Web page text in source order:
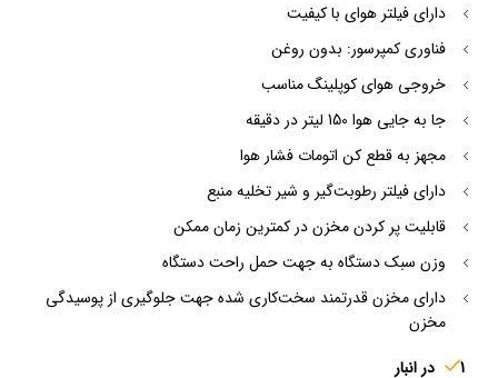
دارای فیلتر هوای با کیفیت
فناوری کمپرسور: بدون روغن
خروجی هوای کوپلینگ مناسب
جا به جایی هوا 150 لیتر در دقیقه
مجهز به قطع کن اتومات فشار هوا
دارای فیلتر رطوبت‌گیر و شیر تخلیه منبع
قابلیت پر کردن مخزن در کمترین زمان ممکن
وزن سبک دستگاه به جهت حمل راحت دستگاه
دارای مخزن قدرتمند سخت‌کاری شده جهت جلوگیری از پوسیدگی
مخزن
1 در انبار